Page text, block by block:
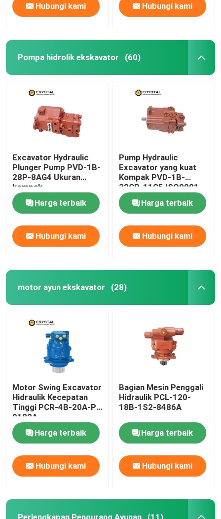
Hubungi kami Hubungi kami
Pompa hidrolik ekskavator (60)
Excavator Hydraulic
Plunger Pump PVD-1B-
28P-8AG4 Ukuran
kompak
Harga terbaik
Hubungi kami
Pump Hydraulic
Excavator yang kuat
Kompak PVD-1B-
32CP-11G5 ISO9001
Harga terbaik
Hubungi kami
motor ayun ekskavator (28)
Motor Swing Excavator
Hidraulik Kecepatan
Tinggi PCR-4B-20A-P-
9182A
Harga terbaik
Hubungi kami
Bagian Mesin Penggali
Hidraulik PCL-120-
18B-1S2-8486A
Harga terbaik
Hubungi kami
Perlengkapan Pengurang Ayunan